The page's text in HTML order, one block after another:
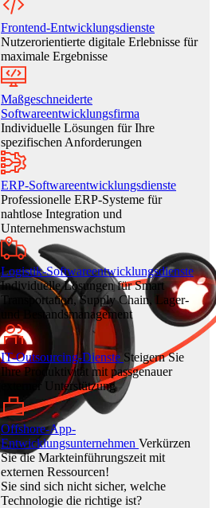
Frontend-Entwicklungsdienste
Nutzerorientierte digitale Erlebnisse für
maximale Ergebnisse
Maßgeschneiderte
Softwareentwicklungsfirma
Individuelle Lösungen für Ihre
spezifischen Anforderungen
ERP-Softwareentwicklungsdienste
Professionelle ERP-Systeme für
nahtlose Integration und
Unternehmenswachstum
Logistik-Softwareentwicklungsdienste
Individuelle Lösungen für Smart
Transportation, Supply Chain, Lager-
und Bestandsmanagement
IT-Outsourcing-Dienste Steigern Sie
Ihre Produktivität mit passgenauer
externer Unterstützung
Offshore-App-
Entwicklungsunternehmen Verkürzen
Sie die Markteinführungszeit mit
externen Ressourcen!
Sie sind sich nicht sicher, welche
Technologie die richtige ist?